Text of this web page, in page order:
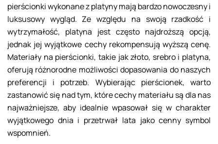
pierścionki wykonane z platyny mają bardzo nowoczesny i
luksusowy wygląd. Ze względu na swoją rzadkość i
wytrzymałość, platyna jest często najdroższą opcją,
jednak jej wyjątkowe cechy rekompensują wyższą cenę.
Materiały na pierścionki, takie jak złoto, srebro i platyna,
oferują różnorodne możliwości dopasowania do naszych
preferencji i potrzeb. Wybierając pierścionek, warto
zastanowić się nad tym, które cechy materiału są dla nas
najważniejsze, aby idealnie wpasował się w charakter
wyjątkowego dnia i przetrwał lata jako cenny symbol
wspomnień.